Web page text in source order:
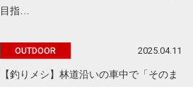
目指…
OUTDOOR 2025.04.11
【釣りメシ】林道沿いの車中で「そのま